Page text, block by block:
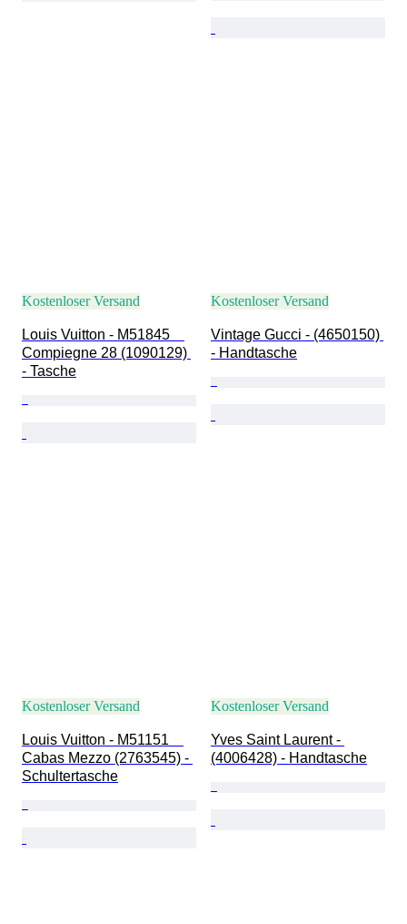
Kostenloser Versand
Louis Vuitton - M51845
Compiegne 28 (1090129)
- Tasche
Kostenloser Versand
Vintage Gucci - (4650150)
- Handtasche
Kostenloser Versand
Louis Vuitton - M51151
Cabas Mezzo (2763545) -
Schultertasche
Kostenloser Versand
Yves Saint Laurent -
(4006428) - Handtasche